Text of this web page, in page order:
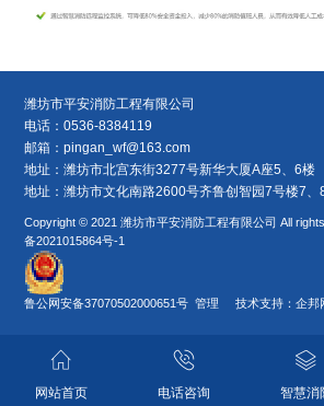
潍坊市平安消防工程有限公司
电话：0536-8384119
邮箱：pingan_wf@163.com
地址：潍坊市北宫东街3277号新华大厦A座5、6楼
地址：潍坊市文化南路2600号齐鲁创智园7号楼7、
Copyright © 2021 潍坊市平安消防工程有限公司 All
备2021015864号-1
鲁公网安备37070502000651号 管理 技术支持：企邦
网站首页 电话咨询 智慧消